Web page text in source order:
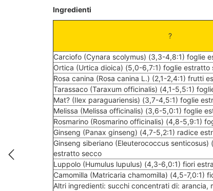
Ingredienti
?
Carciofo (Cynara scolymus) (3,3-4,8:1) foglie
Ortica (Urtica dioica) (5,0-6,7:1) foglie estratto
Rosa canina (Rosa canina L.) (2,1-2,4:1) frutti
Tarassaco (Taraxum officinalis) (4,1-5,5:1)
Mat? (Ilex paraguariensis) (3,7-4,5:1) foglie
Melissa (Melissa officinalis) (3,6-5,0:1) foglie
Rosmarino (Rosmarino officinalis) (4,8-5,9:1)
Ginseng (Panax ginseng) (4,7-5,2:1) radice
Ginseng siberiano (Eleuterococcus
estratto secco
Luppolo (Humulus lupulus) (4,3-6,0:1) fiori
Camomilla (Matricaria chamomilla) (4,5-7,0:1)
Altri ingredienti: succhi concentrati di: arancia,